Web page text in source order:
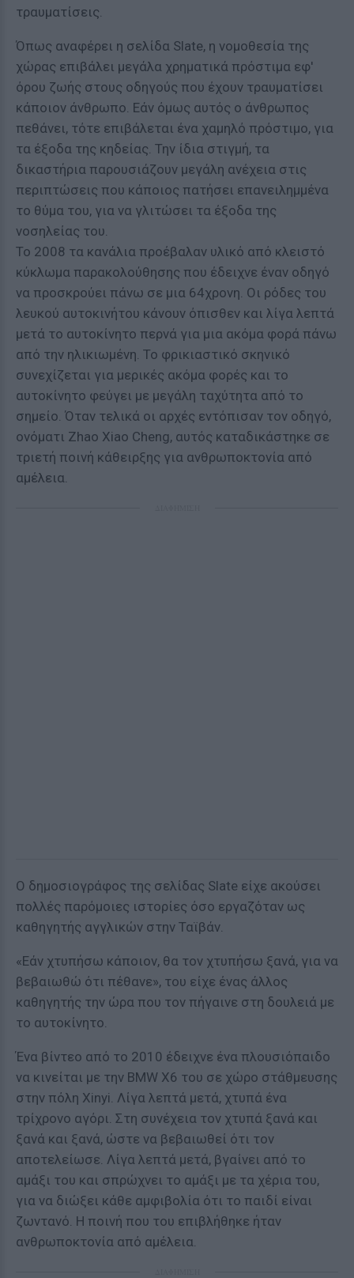
τραυματίσεις.
Όπως αναφέρει η σελίδα Slate, η νομοθεσία της
χώρας επιβάλει μεγάλα χρηματικά πρόστιμα εφ'
όρου ζωής στους οδηγούς που έχουν τραυματίσει
κάποιον άνθρωπο. Εάν όμως αυτός ο άνθρωπος
πεθάνει, τότε επιβάλεται ένα χαμηλό πρόστιμο, για
τα έξοδα της κηδείας. Την ίδια στιγμή, τα
δικαστήρια παρουσιάζουν μεγάλη ανέχεια στις
περιπτώσεις που κάποιος πατήσει επανειλημμένα
το θύμα του, για να γλιτώσει τα έξοδα της
νοσηλείας του.
Το 2008 τα κανάλια προέβαλαν υλικό από κλειστό
κύκλωμα παρακολούθησης που έδειχνε έναν οδηγό
να προσκρούει πάνω σε μια 64χρονη. Οι ρόδες του
λευκού αυτοκινήτου κάνουν όπισθεν και λίγα λεπτά
μετά το αυτοκίνητο περνά για μια ακόμα φορά πάνω
από την ηλικιωμένη. Το φρικιαστικό σκηνικό
συνεχίζεται για μερικές ακόμα φορές και το
αυτοκίνητο φεύγει με μεγάλη ταχύτητα από το
σημείο. Όταν τελικά οι αρχές εντόπισαν τον οδηγό,
ονόματι Zhao Xiao Cheng, αυτός καταδικάστηκε σε
τριετή ποινή κάθειρξης για ανθρωποκτονία από
αμέλεια.
Ο δημοσιογράφος της σελίδας Slate είχε ακούσει
πολλές παρόμοιες ιστορίες όσο εργαζόταν ως
καθηγητής αγγλικών στην Ταϊβάν.
«Εάν χτυπήσω κάποιον, θα τον χτυπήσω ξανά, για να
βεβαιωθώ ότι πέθανε», του είχε ένας άλλος
καθηγητής την ώρα που τον πήγαινε στη δουλειά με
το αυτοκίνητο.
Ένα βίντεο από το 2010 έδειχνε ένα πλουσιόπαιδο
να κινείται με την BMW X6 του σε χώρο στάθμευσης
στην πόλη Xinyi. Λίγα λεπτά μετά, χτυπά ένα
τρίχρονο αγόρι. Στη συνέχεια τον χτυπά ξανά και
ξανά και ξανά, ώστε να βεβαιωθεί ότι τον
αποτελείωσε. Λίγα λεπτά μετά, βγαίνει από το
αμάξι του και σπρώχνει το αμάξι με τα χέρια του,
για να διώξει κάθε αμφιβολία ότι το παιδί είναι
ζωντανό. Η ποινή που του επιβλήθηκε ήταν
ανθρωποκτονία από αμέλεια.